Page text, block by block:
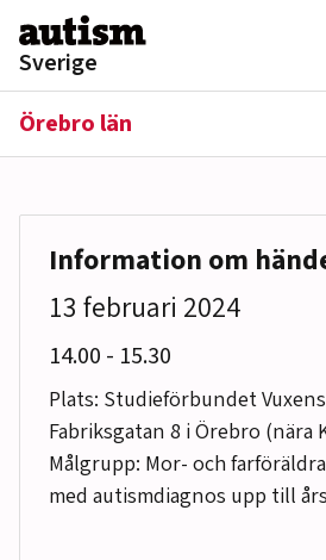
Hoppa till innehåll
Sverige
Örebro län
Information om
13 februari 2024
14.00 till
- 15.30
Plats: Studieförbundet
Fabriksgatan 8 i Örebro
Målgrupp: Mor- och
med autismdiagnos upp till